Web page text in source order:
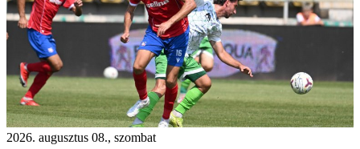
2026. augusztus 08., szombat